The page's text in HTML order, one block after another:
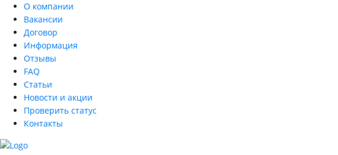
О компании
Вакансии
Договор
Информация
Отзывы
FAQ
Статьи
Новости и акции
Проверить статус
Контакты